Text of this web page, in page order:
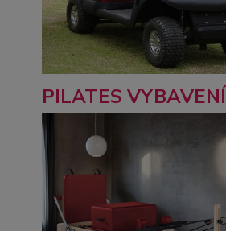
PILATES VYBAVENÍ